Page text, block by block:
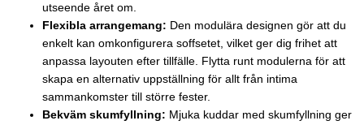
utseende året om.
Flexibla arrangemang: Den modulära designen gör att du
enkelt kan omkonfigurera soffsetet, vilket ger dig frihet att
anpassa layouten efter tillfälle. Flytta runt modulerna för att
skapa en alternativ uppställning för allt från intima
sammankomster till större fester.
Bekväm skumfyllning: Mjuka kuddar med skumfyllning ger